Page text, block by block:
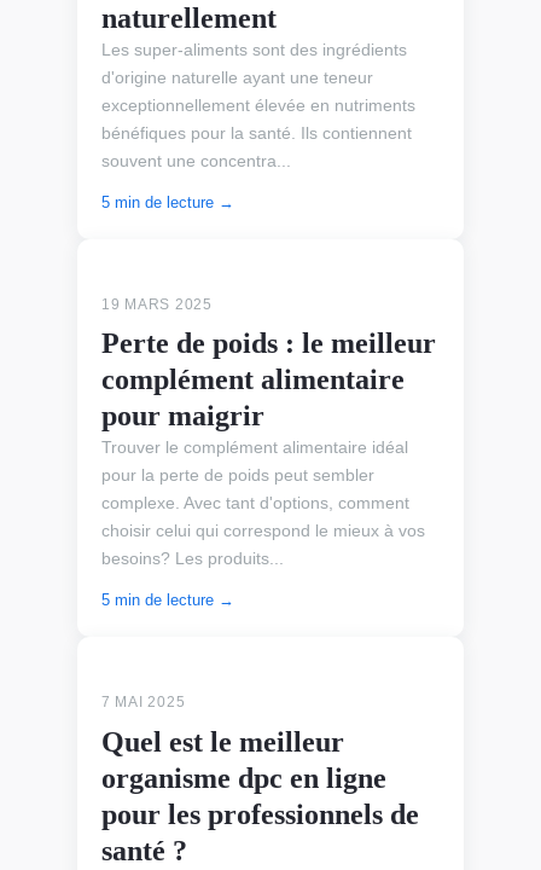
naturellement
Les super-aliments sont des ingrédients
d'origine naturelle ayant une teneur
exceptionnellement élevée en nutriments
bénéfiques pour la santé. Ils contiennent
souvent une concentra...
5 min de lecture →
19 MARS 2025
Perte de poids : le meilleur
complément alimentaire
pour maigrir
Trouver le complément alimentaire idéal
pour la perte de poids peut sembler
complexe. Avec tant d'options, comment
choisir celui qui correspond le mieux à vos
besoins? Les produits...
5 min de lecture →
7 MAI 2025
Quel est le meilleur
organisme dpc en ligne
pour les professionnels de
santé ?